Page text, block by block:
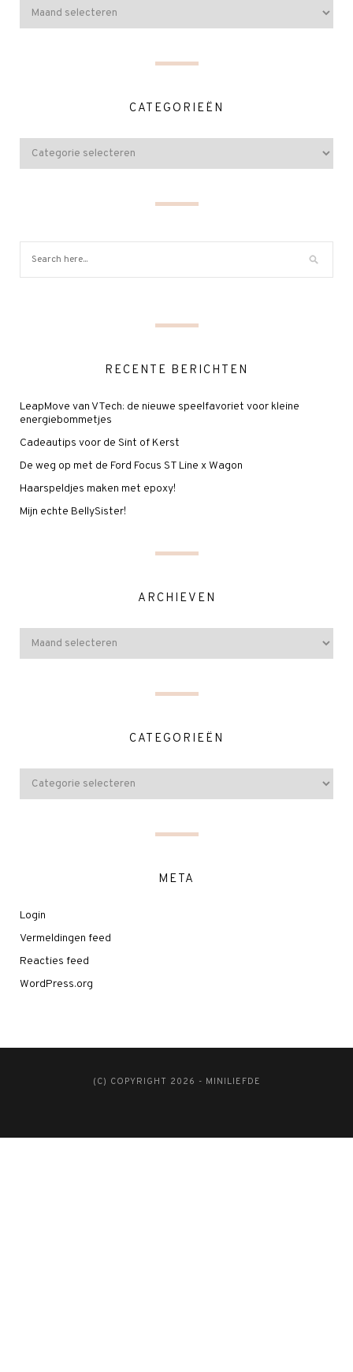
CATEGORIEËN
RECENTE BERICHTEN
LeapMove van VTech: de nieuwe speelfavoriet voor kleine
energiebommetjes
Cadeautips voor de Sint of Kerst
De weg op met de Ford Focus ST Line x Wagon
Haarspeldjes maken met epoxy!
Mijn echte BellySister!
ARCHIEVEN
CATEGORIEËN
META
Login
Vermeldingen feed
Reacties feed
WordPress.org
(C) COPYRIGHT 2026 - MINILIEFDE